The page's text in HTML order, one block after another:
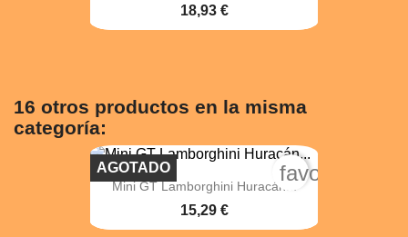
18,93 €
16 otros productos en la misma
categoría:
Mini GT Lamborghini Huracán...
15,29 €
AGOTADO